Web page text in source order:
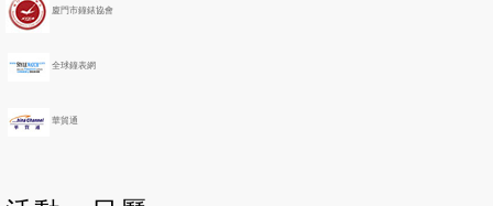
廈門市鐘錶協會
全球鐘表網
華貿通
h